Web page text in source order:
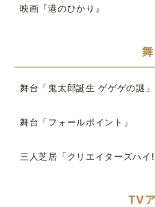
映画『港のひかり』
舞台「鬼太郎誕生 ゲゲゲの謎」
舞台「フォールポイント」
三人芝居「クリエイターズハイ
TV